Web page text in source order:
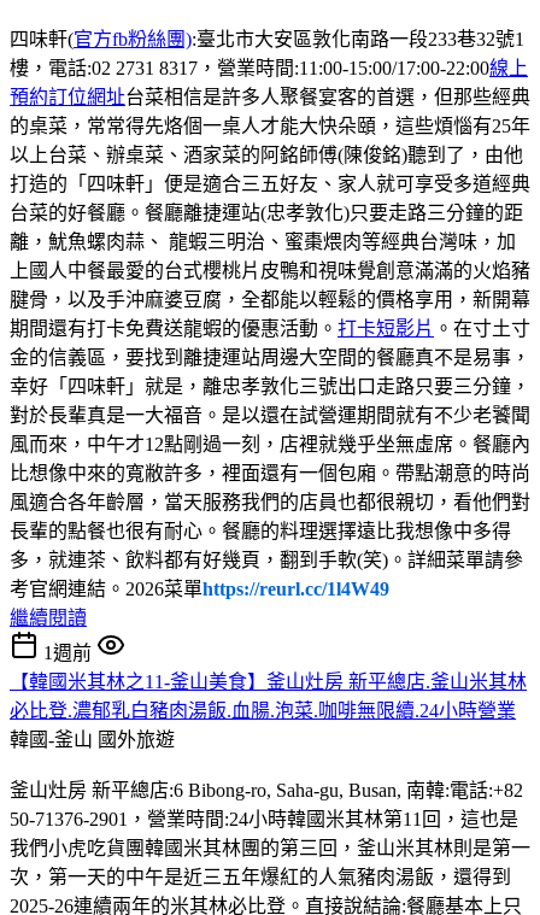
四味軒(官方fb粉絲團):臺北市大安區敦化南路一段233巷32號1
樓，電話:02 2731 8317，營業時間:11:00-15:00/17:00-22:00線上
預約訂位網址台菜相信是許多人聚餐宴客的首選，但那些經典
的桌菜，常常得先烙個一桌人才能大快朵頤，這些煩惱有25年
以上台菜、辦桌菜、酒家菜的阿銘師傅(陳俊銘)聽到了，由他
打造的「四味軒」便是適合三五好友、家人就可享受多道經典
台菜的好餐廳。餐廳離捷運站(忠孝敦化)只要走路三分鐘的距
離，魷魚螺肉蒜、 龍蝦三明治、蜜棗煨肉等經典台灣味，加
上國人中餐最愛的台式櫻桃片皮鴨和視味覺創意滿滿的火焰豬
腱骨，以及手沖麻婆豆腐，全都能以輕鬆的價格享用，新開幕
期間還有打卡免費送龍蝦的優惠活動。 打卡短影片 。在寸土寸
金的信義區，要找到離捷運站周邊大空間的餐廳真不是易事，
幸好「四味軒」就是，離忠孝敦化三號出口走路只要三分鐘，
對於長輩真是一大福音。是以還在試營運期間就有不少老饕聞
風而來，中午才12點剛過一刻，店裡就幾乎坐無虛席。餐廳內
比想像中來的寬敝許多，裡面還有一個包廂。帶點潮意的時尚
風適合各年齡層，當天服務我們的店員也都很親切，看他們對
長輩的點餐也很有耐心。餐廳的料理選擇遠比我想像中多得
多，就連茶、飲料都有好幾頁，翻到手軟(笑)。詳細菜單請參
考官網連結。2026菜單https://reurl.cc/1l4W49
繼續閱讀
1週前
【韓國米其林之11-釜山美食】釜山灶房 新平總店.釜山米其林
必比登.濃郁乳白豬肉湯飯.血腸.泡菜.咖啡無限續.24小時營業
韓國-釜山 國外旅遊
釜山灶房 新平總店:6 Bibong-ro, Saha-gu, Busan, 南韓:電話:+82
50-71376-2901，營業時間:24小時韓國米其林第11回，這也是
我們小虎吃貨團韓國米其林團的第三回，釜山米其林則是第一
次，第一天的中午是近三五年爆紅的人氣豬肉湯飯，還得到
2025-26連續兩年的米其林必比登。直接說結論:餐廳基本上只